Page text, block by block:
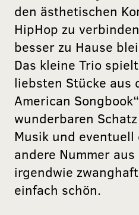
den ästhetischen
HipHop zu
besser zu Hause
Das kleine Trio
liebsten Stücke aus
American
wunderbaren
Musik und
andere Nummer
irgendwie
einfach schön.